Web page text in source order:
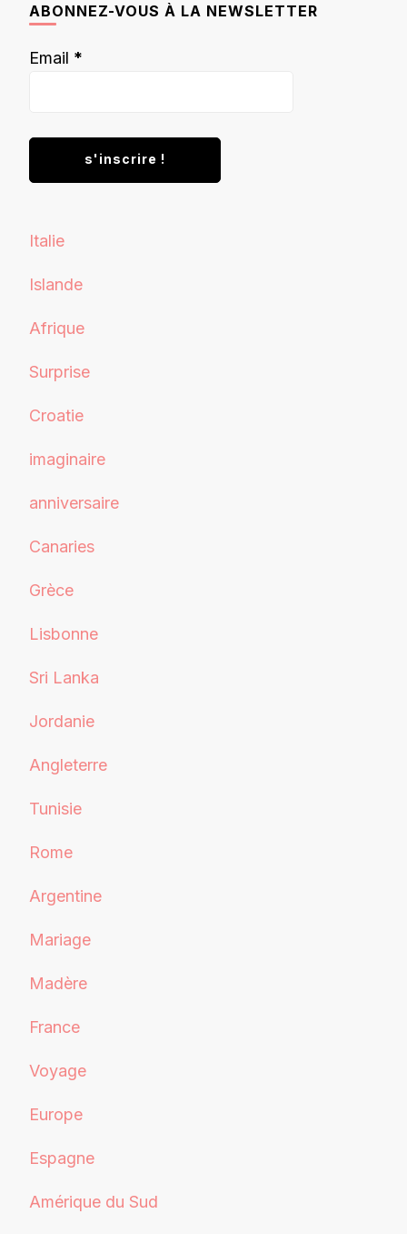
ABONNEZ-VOUS À LA NEWSLETTER
Email *
Italie
Islande
Afrique
Surprise
Croatie
imaginaire
anniversaire
Canaries
Grèce
Lisbonne
Sri Lanka
Jordanie
Angleterre
Tunisie
Rome
Argentine
Mariage
Madère
France
Voyage
Europe
Espagne
Amérique du Sud